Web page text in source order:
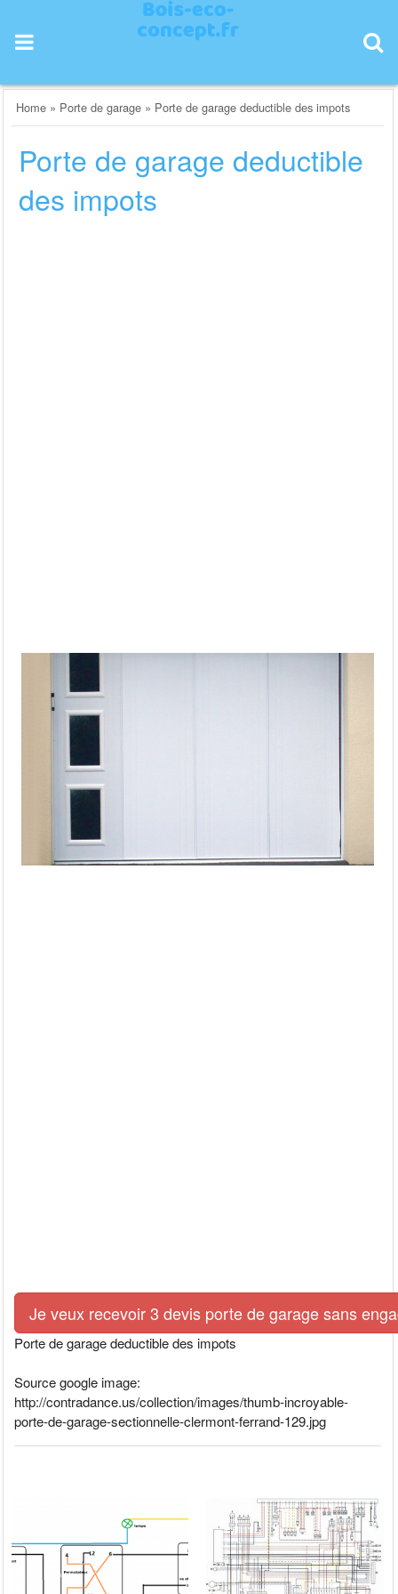
content
Home » Porte de garage » Porte de garage deductible des impots
Porte de garage deductible
des impots
Je veux recevoir 3 devis porte de garage sans
Porte de garage deductible des impots
Source google image:
http://contradance.us/collection/images/thumb-incroyable-
porte-de-garage-sectionnelle-clermont-ferrand-129.jpg